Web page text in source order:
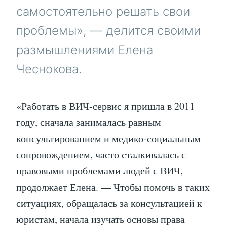
самостоятельно решать свои
проблемы», — делится своими
размышлениями Елена
Чеснокова.
«Работать в ВИЧ-сервис я пришла в 2011
году, сначала занималась равным
консультированием и медико-социальным
сопровождением, часто сталкивалась с
правовыми проблемами людей с ВИЧ, —
продолжает Елена. — Чтобы помочь в таких
ситуациях, обращалась за консультацией к
юристам, начала изучать основы права